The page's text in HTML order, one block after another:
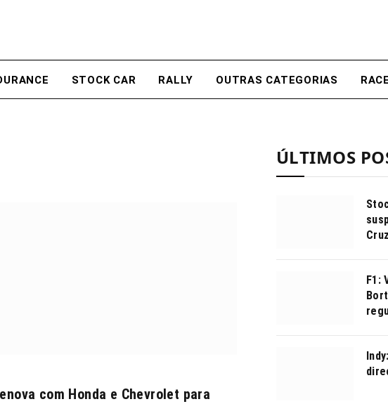
STOCK CAR RALLY OUTRAS CATEGORIAS
com Honda e Chevrolet para
ÚLTIMOS
Cruz
F1: